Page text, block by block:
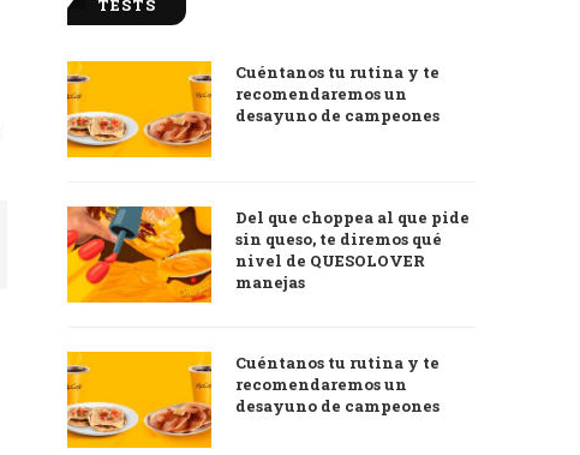
TESTS
Cuéntanos tu rutina y te
recomendaremos un
desayuno de campeones
Del que choppea al que pide
sin queso, te diremos qué
nivel de QUESOLOVER
manejas
Cuéntanos tu rutina y te
recomendaremos un
desayuno de campeones